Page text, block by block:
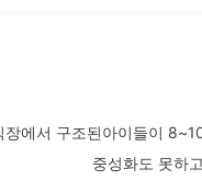
장에서 구조된아이들이
중성화도 못하